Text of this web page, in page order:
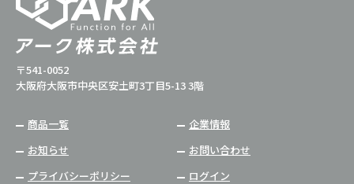
〒541-0052
大阪府大阪市中央区安土町3丁目5-13 3階
商品一覧
企業情報
お知らせ
お問い合わせ
プライバシーポリシー
ログイン